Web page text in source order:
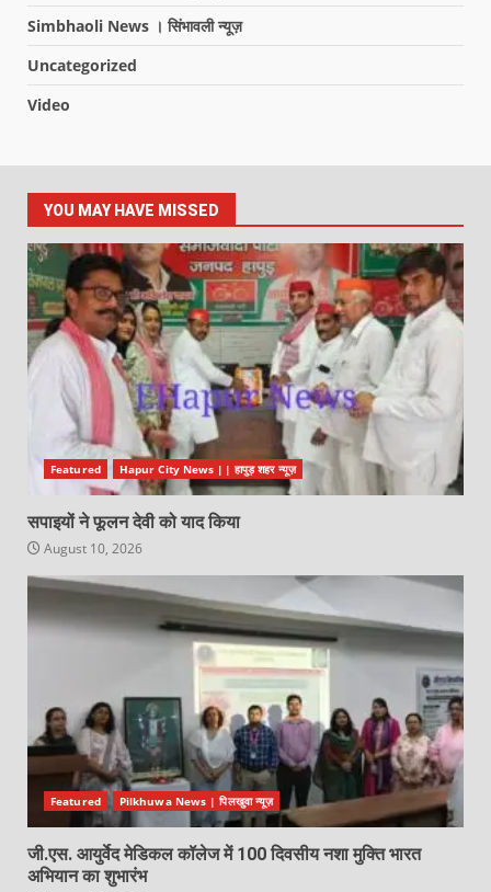
Simbhaoli News । सिंभावली न्यूज़
Uncategorized
Video
YOU MAY HAVE MISSED
Featured Hapur City News || हापुड़ शहर न्यूज़
सपाइयों ने फूलन देवी को याद किया
August 10, 2026
Featured Pilkhuwa News | पिलखुवा न्यूज़
जी.एस. आयुर्वेद मेडिकल कॉलेज में 100 दिवसीय नशा मुक्ति भारत
अभियान का शुभारंभ